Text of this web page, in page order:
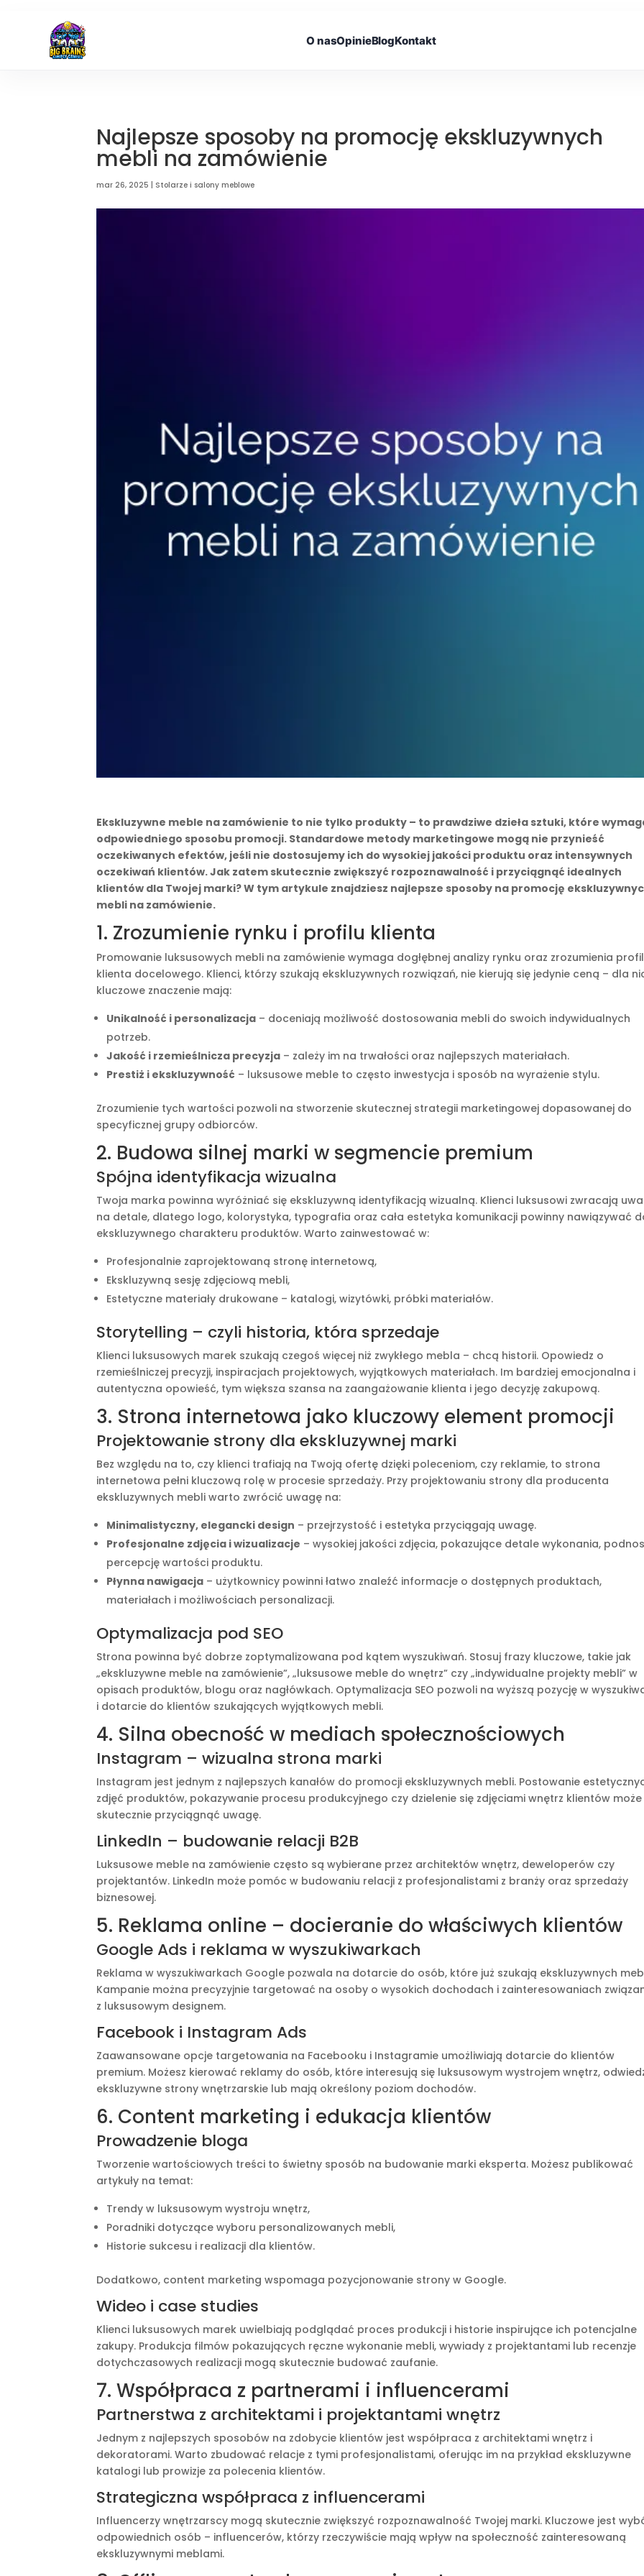
O nasOpinieBlogKontakt
Najlepsze sposoby na promocję ekskluzywnych
mebli na zamówienie
mar 26, 2025 Stolarze i salony meblowe
Ekskluzywne meble na zamówienie to nie tylko produkty – to prawdziwe dzieła sztuki, które
odpowiedniego sposobu promocji. Standardowe metody marketingowe mogą nie przynieść
oczekiwanych efektów, jeśli nie dostosujemy ich do wysokiej jakości produktu oraz intensywnych
oczekiwań klientów. Jak zatem skutecznie zwiększyć rozpoznawalność i przyciągnąć idealnych
klientów dla Twojej marki? W tym artykule znajdziesz najlepsze sposoby na promocję
mebli na zamówienie.
1. Zrozumienie rynku i profilu klienta
Promowanie luksusowych mebli na zamówienie wymaga dogłębnej analizy rynku oraz zrozumienia
klienta docelowego. Klienci, którzy szukają ekskluzywnych rozwiązań, nie kierują się jedynie ceną – dla
kluczowe znaczenie mają:
Unikalność i personalizacja – doceniają możliwość dostosowania mebli do swoich indywidualnych
potrzeb.
Jakość i rzemieślnicza precyzja – zależy im na trwałości oraz najlepszych materiałach.
Prestiż i ekskluzywność – luksusowe meble to często inwestycja i sposób na wyrażenie stylu.
Zrozumienie tych wartości pozwoli na stworzenie skutecznej strategii marketingowej dopasowanej do
specyficznej grupy odbiorców.
2. Budowa silnej marki w segmencie premium
Spójna identyfikacja wizualna
Twoja marka powinna wyróżniać się ekskluzywną identyfikacją wizualną. Klienci luksusowi zwracają
na detale, dlatego logo, kolorystyka, typografia oraz cała estetyka komunikacji powinny nawiązywać
ekskluzywnego charakteru produktów. Warto zainwestować w:
Profesjonalnie zaprojektowaną stronę internetową,
Ekskluzywną sesję zdjęciową mebli,
Estetyczne materiały drukowane – katalogi, wizytówki, próbki materiałów.
Storytelling – czyli historia, która sprzedaje
Klienci luksusowych marek szukają czegoś więcej niż zwykłego mebla – chcą historii. Opowiedz o
rzemieślniczej precyzji, inspiracjach projektowych, wyjątkowych materiałach. Im bardziej emocjonalna i
autentyczna opowieść, tym większa szansa na zaangażowanie klienta i jego decyzję zakupową.
3. Strona internetowa jako kluczowy element promocji
Projektowanie strony dla ekskluzywnej marki
Bez względu na to, czy klienci trafiają na Twoją ofertę dzięki poleceniom, czy reklamie, to strona
internetowa pełni kluczową rolę w procesie sprzedaży. Przy projektowaniu strony dla producenta
ekskluzywnych mebli warto zwrócić uwagę na:
Minimalistyczny, elegancki design – przejrzystość i estetyka przyciągają uwagę.
Profesjonalne zdjęcia i wizualizacje – wysokiej jakości zdjęcia, pokazujące detale wykonania,
percepcję wartości produktu.
Płynna nawigacja – użytkownicy powinni łatwo znaleźć informacje o dostępnych produktach,
materiałach i możliwościach personalizacji.
Optymalizacja pod SEO
Strona powinna być dobrze zoptymalizowana pod kątem wyszukiwań. Stosuj frazy kluczowe, takie jak
„ekskluzywne meble na zamówienie”, „luksusowe meble do wnętrz” czy „indywidualne projekty mebli” w
opisach produktów, blogu oraz nagłówkach. Optymalizacja SEO pozwoli na wyższą pozycję w
i dotarcie do klientów szukających wyjątkowych mebli.
4. Silna obecność w mediach społecznościowych
Instagram – wizualna strona marki
Instagram jest jednym z najlepszych kanałów do promocji ekskluzywnych mebli. Postowanie
zdjęć produktów, pokazywanie procesu produkcyjnego czy dzielenie się zdjęciami wnętrz klientów może
skutecznie przyciągnąć uwagę.
LinkedIn – budowanie relacji B2B
Luksusowe meble na zamówienie często są wybierane przez architektów wnętrz, deweloperów czy
projektantów. LinkedIn może pomóc w budowaniu relacji z profesjonalistami z branży oraz sprzedaży
biznesowej.
5. Reklama online – docieranie do właściwych klientów
Google Ads i reklama w wyszukiwarkach
Reklama w wyszukiwarkach Google pozwala na dotarcie do osób, które już szukają ekskluzywnych
Kampanie można precyzyjnie targetować na osoby o wysokich dochodach i zainteresowaniach
z luksusowym designem.
Facebook i Instagram Ads
Zaawansowane opcje targetowania na Facebooku i Instagramie umożliwiają dotarcie do klientów
premium. Możesz kierować reklamy do osób, które interesują się luksusowym wystrojem wnętrz,
ekskluzywne strony wnętrzarskie lub mają określony poziom dochodów.
6. Content marketing i edukacja klientów
Prowadzenie bloga
Tworzenie wartościowych treści to świetny sposób na budowanie marki eksperta. Możesz publikować
artykuły na temat:
Trendy w luksusowym wystroju wnętrz,
Poradniki dotyczące wyboru personalizowanych mebli,
Historie sukcesu i realizacji dla klientów.
Dodatkowo, content marketing wspomaga pozycjonowanie strony w Google.
Wideo i case studies
Klienci luksusowych marek uwielbiają podglądać proces produkcji i historie inspirujące ich potencjalne
zakupy. Produkcja filmów pokazujących ręczne wykonanie mebli, wywiady z projektantami lub recenzje
dotychczasowych realizacji mogą skutecznie budować zaufanie.
7. Współpraca z partnerami i influencerami
Partnerstwa z architektami i projektantami wnętrz
Jednym z najlepszych sposobów na zdobycie klientów jest współpraca z architektami wnętrz i
dekoratorami. Warto zbudować relacje z tymi profesjonalistami, oferując im na przykład ekskluzywne
katalogi lub prowizje za polecenia klientów.
Strategiczna współpraca z influencerami
Influencerzy wnętrzarscy mogą skutecznie zwiększyć rozpoznawalność Twojej marki. Kluczowe jest
odpowiednich osób – influencerów, którzy rzeczywiście mają wpływ na społeczność zainteresowaną
ekskluzywnymi meblami.